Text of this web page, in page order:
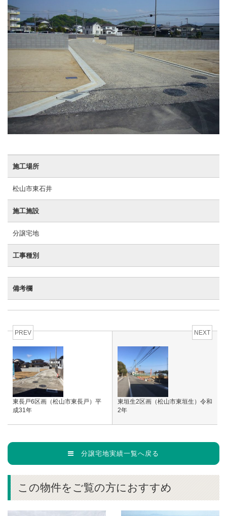
施工場所
松山市東石井
施工施設
分譲宅地
工事種別
備考欄
PREV
東長戸6区画（松山市東長戸）平
成31年
NEXT
東垣生2区画（松山市東垣生）令和
2年
分譲宅地実績一覧へ戻る
この物件をご覧の方におすすめ